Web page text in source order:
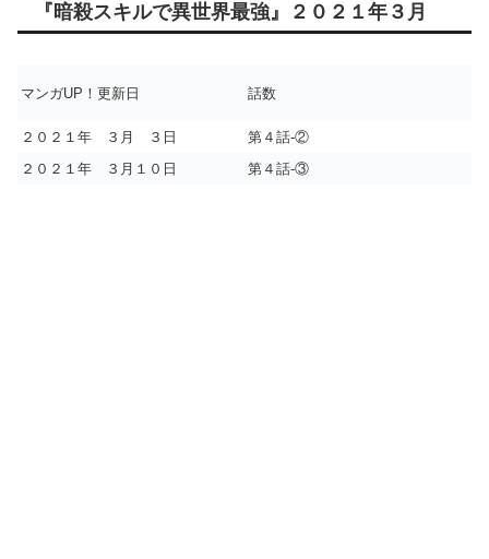
『暗殺スキルで異世界最強』２０２１年３月
マンガUP！更新日 話数
２０２１年 ３月 ３日
第４話-②
２０２１年 ３月１０日
第４話-③